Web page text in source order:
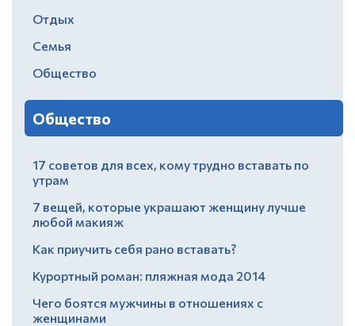
Отдых
Семья
Общество
Общество
17 советов для всех, кому трудно вставать по
утрам
7 вещей, которые украшают женщину лучше
любой макияж
Как приучить себя рано вставать?
Курортный роман: пляжная мода 2014
Чего боятся мужчины в отношениях с
женщинами